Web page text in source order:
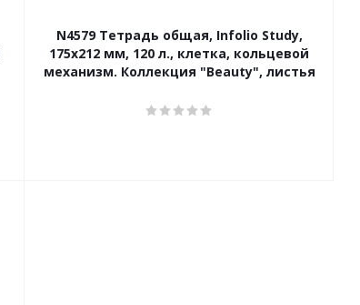
N4579 Тетрадь общая, Infolio Study,
175х212 мм, 120 л., клетка, кольцевой
механизм. Коллекция "Beauty", листья